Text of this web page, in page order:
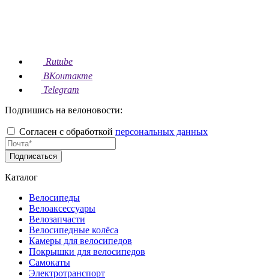
Rutube
ВКонтакте
Telegram
Подпишись на велоновости:
Согласен с обработкой персональных данных
Подписаться
Каталог
Велосипеды
Велоаксессуары
Велозапчасти
Велосипедные колёса
Камеры для велосипедов
Покрышки для велосипедов
Самокаты
Электротранспорт